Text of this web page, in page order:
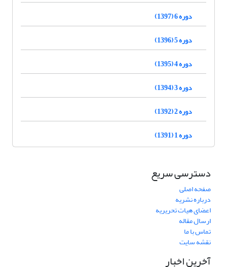
دوره 6 (1397)
دوره 5 (1396)
دوره 4 (1395)
دوره 3 (1394)
دوره 2 (1392)
دوره 1 (1391)
دسترسی سریع
صفحه اصلی
درباره نشریه
اعضای هیات تحریریه
ارسال مقاله
تماس با ما
نقشه سایت
آخرین اخبار